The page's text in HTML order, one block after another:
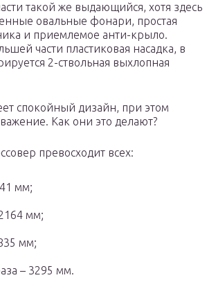
такой же выдающийся, хотя здесь
овальные фонари, простая
и приемлемое анти-крыло.
части пластиковая насадка, в
2-ствольная выхлопная
спокойный дизайн, при этом
Как они это делают?
превосходит всех:
мм;
мм;
мм;
– 3295 мм.